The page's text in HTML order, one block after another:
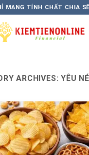
MANG TÍNH CHẤT CHIA
ARCHIVES:YÊU